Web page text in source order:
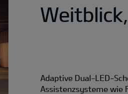
Adaptive Dual-LED-
Assistenzsysteme wie